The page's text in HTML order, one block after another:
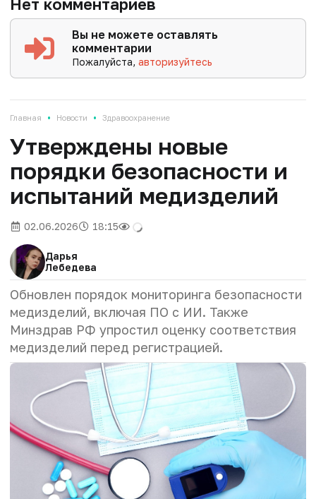
Вы не можете оставлять
комментарии
Пожалуйста,авторизуйтесь
Главная • Новости • Здравоохранение
Утверждены новые
порядки безопасности и
испытаний медизделий
02.06.2026 18:15
Дарья
Лебедева
Обновлен порядок мониторинга безопасности
медизделий, включая ПО с ИИ. Также
Минздрав РФ упростил оценку соответствия
медизделий перед регистрацией.